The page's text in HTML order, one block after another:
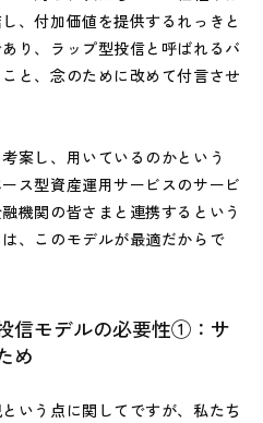
、付加価値を提供するれっきと
り、ラップ型投信と呼ばれるバ
と、念のために改めて付言させ
案し、用いているのかという
ス型資産運用サービスのサービ
機関の皆さまと連携するという
、このモデルが最適だからで
信モデルの必要性①：サ
め
いう点に関してですが、私たち